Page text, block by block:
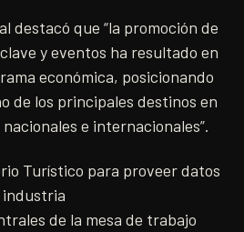
destacó que “la promoción de
y eventos ha resultado en
económica, posicionando
de los principales destinos en
e internacionales”.
Turístico para proveer datos
industria
de la mesa de trabajo